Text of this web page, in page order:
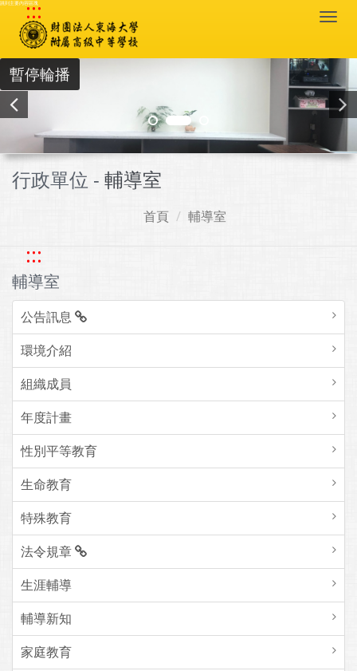
跳到主要內容區塊
:::
暫停輪播
行政單位 - 輔導室
首頁 輔導室
:::
輔導室
公告訊息
環境介紹
組織成員
年度計畫
性別平等教育
生命教育
特殊教育
法令規章
生涯輔導
輔導新知
家庭教育